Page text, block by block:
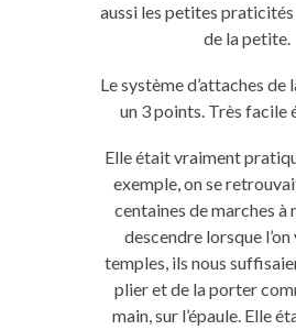
aussi les petites praticités
de lapetite.
Le système d’attaches de
un 3 points. Très facile
Elle était vraiment
exemple, on se
centaines de marches à
descendre lorsque
temples, ils nous
plier et de la porter
main, sur l’épaule. Elle